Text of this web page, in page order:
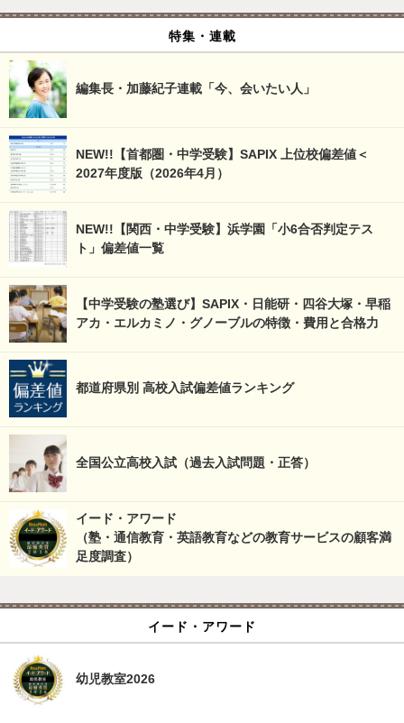
特集・連載
編集長・加藤紀子連載「今、会いたい人」
NEW!!【首都圏・中学受験】SAPIX 上位校偏差値＜
2027年度版（2026年4月）
NEW!!【関西・中学受験】浜学園「小6合否判定テス
ト」偏差値一覧
【中学受験の塾選び】SAPIX・日能研・四谷大塚・早稲
アカ・エルカミノ・グノーブルの特徴・費用と合格力
都道府県別 高校入試偏差値ランキング
全国公立高校入試（過去入試問題・正答）
イード・アワード
（塾・通信教育・英語教育などの教育サービスの顧客満
足度調査）
イード・アワード
幼児教室2026